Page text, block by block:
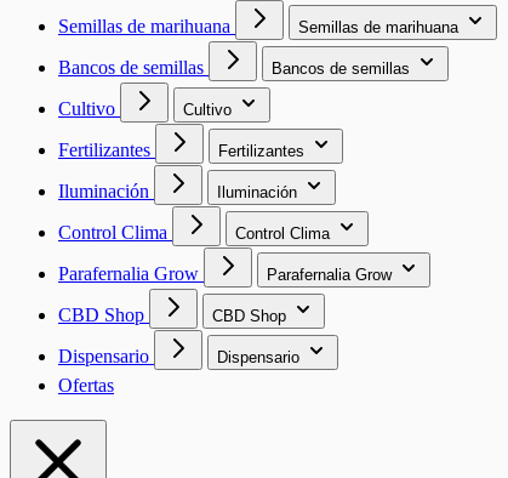
Semillas de marihuana Semillas de marihuana
Bancos de semillas Bancos de semillas
Cultivo Cultivo
Fertilizantes Fertilizantes
Iluminación Iluminación
Control Clima Control Clima
Parafernalia Grow Parafernalia Grow
CBD Shop CBD Shop
Dispensario Dispensario
Ofertas